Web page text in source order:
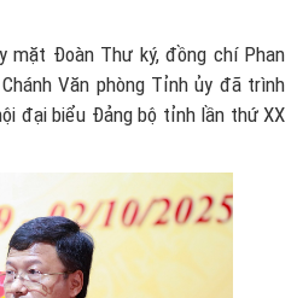
mặt Đoàn Thư ký, đồng chí Phan
Văn phòng Tỉnh ủy đã trình
đại biểu Đảng bộ tỉnh lần thứ XX